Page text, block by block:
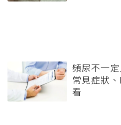
頻尿不一
常見症狀
看